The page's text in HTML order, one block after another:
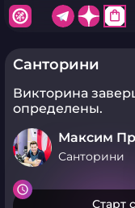
shopping_bag
Санторини
Викторина
определены.
Максим
Санторини
Старт